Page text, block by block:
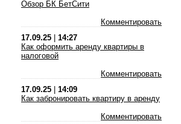
Обзор БК БетСити
Комментировать
17.09.25
14:27
Как оформить аренду квартиры в
налоговой
Комментировать
17.09.25
14:09
Как забронировать квартиру в аренду
Комментировать